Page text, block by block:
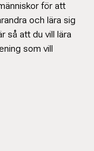
för att
och lära sig
så att du vill lära
som vill